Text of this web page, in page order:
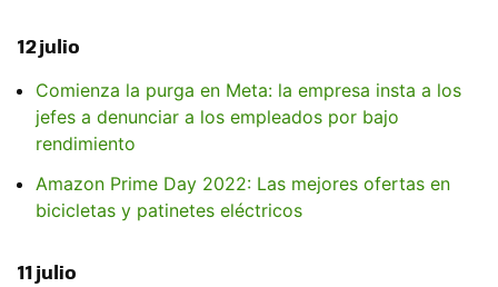
12 julio
Comienza la purga en Meta: la empresa insta a los
jefes a denunciar a los empleados por bajo
rendimiento
Amazon Prime Day 2022: Las mejores ofertas en
bicicletas y patinetes eléctricos
11 julio